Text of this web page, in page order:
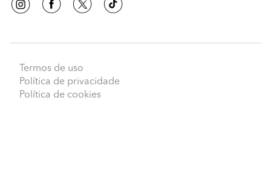
Peça orçamentos
Termos de uso
Política de privacidade
Política de cookies